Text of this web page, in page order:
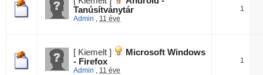
Tanúsítványtár
Admin , 11 éve
1
[ Kiemelt ]
Microsoft Windows
- Firefox
Admin , 11 éve
1